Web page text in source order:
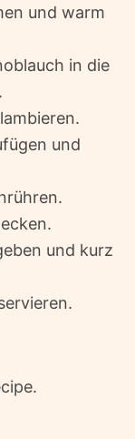
und warm
in die
und
und kurz